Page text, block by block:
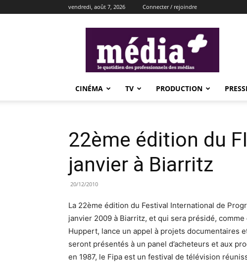
vendredi, août 7, 2026 Connecter / rejoindre
CINÉMA TV PRODUCTION
22ème édition du
janvier à Biarritz
20/12/2010
La 22ème édition du Festival International de
janvier 2009 à Biarritz, et qui sera présidé, comme
Huppert, lance un appel à projets documentaires
seront présentés à un panel d’acheteurs et aux
en 1987, le Fipa est un festival de télévision